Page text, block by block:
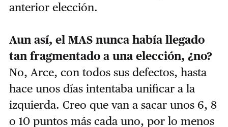
anterior elección.
Aun así, el MAS nunca había llegado
tan fragmentado a una elección, ¿no?
No, Arce, con todos sus defectos, hasta
hace unos días intentaba unificar a la
izquierda. Creo que van a sacar unos 6, 8
o 10 puntos más cada uno, por lo menos